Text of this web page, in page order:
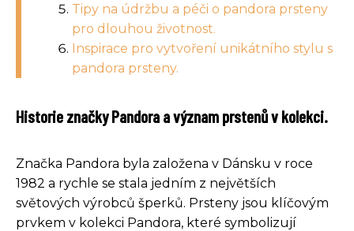
Tipy na údržbu a péči o pandora prsteny
pro dlouhou životnost.
Inspirace pro vytvoření unikátního stylu s
pandora prsteny.
Historie značky Pandora a význam prstenů v kolekci.
Značka Pandora byla založena v Dánsku v roce
1982 a rychle se stala jedním z největších
světových výrobců šperků. Prsteny jsou klíčovým
prvkem v kolekci Pandora, které symbolizují